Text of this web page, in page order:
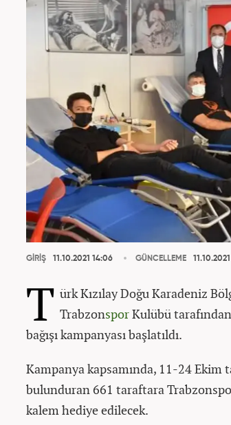
GİRİŞ 11.10.2021 14:06 GÜNCELLEME
T ürk Kızılay Doğu Karadeniz
TrabzonsporKulübü
bağışı kampanyası başlatıldı.
Kampanya kapsamında, 11-24 Ekim
bulunduran 661 taraftara
kalem hediye edilecek.